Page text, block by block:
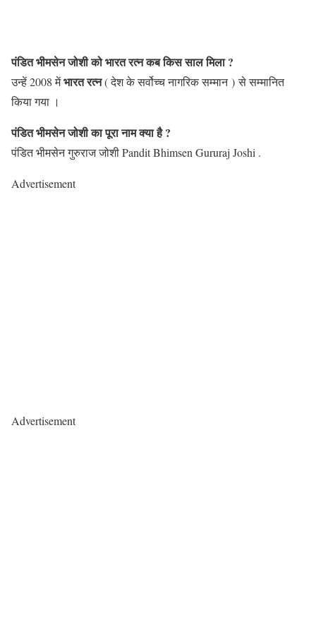
पंडित भीमसेन जोशी को भारत रत्न कब किस साल मिला ?
उन्हें 2008 मेंभारत रत्न( देश के सर्वोच्च नागरिक सम्मान ) से सम्मानित
किया गया ।
पंडित भीमसेन जोशी का पूरा नाम क्या है ?
पंडित भीमसेन गुरुराज जोशी Pandit Bhimsen Gururaj Joshi .
Advertisement
Advertisement